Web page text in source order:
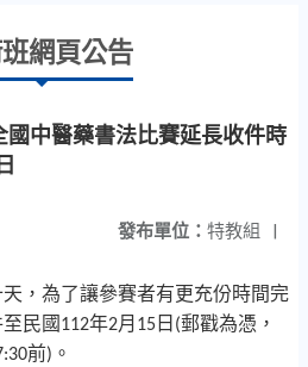
網頁公告
中醫藥書法比賽延長收件時
發布單位： 特教組 |
，為了讓參賽者有更充份時間完
民國 112年2月 15 日 (郵戳為憑，
前) 。